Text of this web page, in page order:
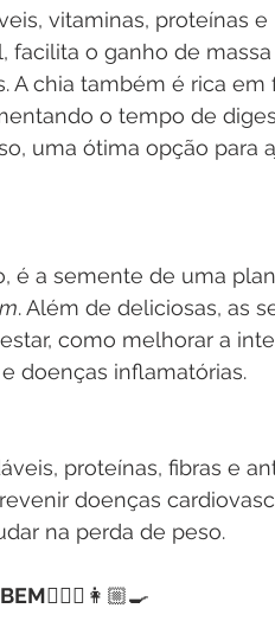
vitaminas, proteínas e
facilita o ganho de
A chia também é rica em
o tempo de
uma ótima opção para
é a semente de uma
. Além de deliciosas, as
como melhorar a
doenças inflamatórias.
proteínas, fibras e
doenças
na perda de peso.
👩🏼‍⚕️👩🏼‍🍳